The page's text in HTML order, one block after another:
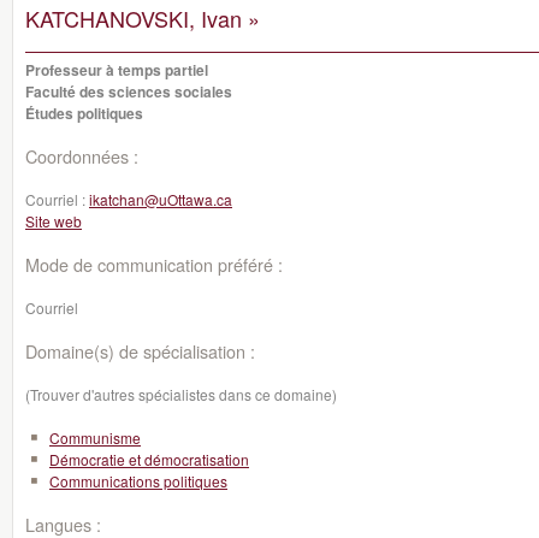
KATCHANOVSKI, Ivan »
Professeur à temps partiel
Faculté des sciences sociales
Études politiques
Coordonnées :
Courriel :ikatchan@uOttawa.ca
Site web
Mode de communication préféré :
Courriel
Domaine(s) de spécialisation :
(Trouver d'autres spécialistes dans ce domaine)
Communisme
Démocratie et démocratisation
Communications politiques
Langues :